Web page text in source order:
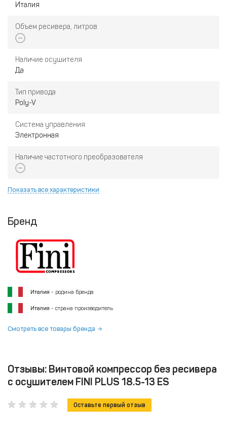
Италия
Объем ресивера, литров
Наличие осушителя
Да
Тип привода
Poly-V
Система управления
Электронная
Наличие частотного преобразователя
Показать все характеристики
Бренд
Италия - родина бренда
Италия - страна производитель
Смотреть все товары бренда
Отзывы: Винтовой компрессор без ресивера
с осушителем FINI PLUS 18.5-13 ES
Оставьте первый отзыв